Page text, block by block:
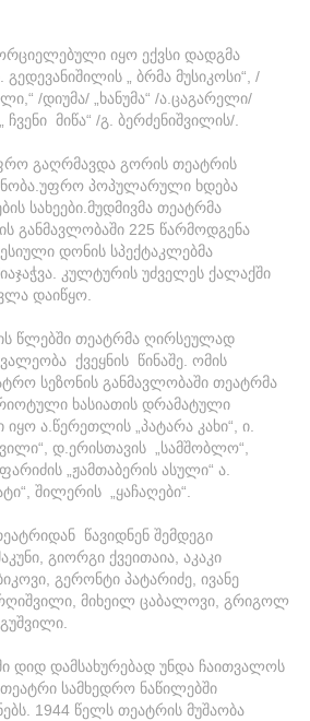
იყო ექვსი დადგმა
„ ბრმა მუსიკოსი“, /
/დიუმა/ „ხანუმა“ /ა.ცაგარელი/
ჩვენი მიწა“ /გ. ბერძენიშვილის/.
გაღრმავდა გორის თეატრის
პოპულარული ხდება
სახეები.მუდმივმა თეატრმა
განმავლობაში 225 წარმოდგენა
დონის სპექტაკლებმა
კულტურის უძველეს ქალაქში
დაიწყო.
წლებში თეატრმა ღირსეულად
ქვეყნის წინაშე. ომის
სეზონის განმავლობაში თეატრმა
ხასიათის დრამატული
იყო ა.წერეთლის „პატარა კახი“, ი.
დ.ერისთავის „სამშობლო“,
„ჟამთაბერის ასული“ ა.
შილერის „ყაჩაღები“.
წავიდნენ შემდეგი
გიორგი ქვეითაია, აკაკი
გერონტი პატარიძე, ივანე
მიხეილ ცაბალოვი, გრიგოლ
დიდ დამსახურებად უნდა ჩაითვალოს
სამხედრო ნაწილებში
1944 წელს თეატრის მუშაობა